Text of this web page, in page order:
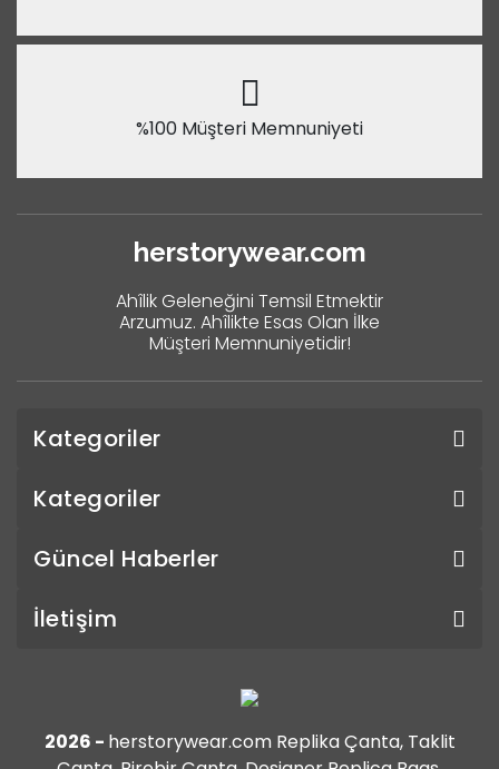
%100 Müşteri Memnuniyeti
herstorywear.com
Ahîlik Geleneğini Temsil Etmektir
Arzumuz. Ahîlikte Esas Olan İlke
Müşteri Memnuniyetidir!
Kategoriler
Kategoriler
Güncel Haberler
İletişim
2026 - herstorywear.com Replika Çanta, Taklit